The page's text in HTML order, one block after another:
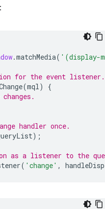
.matchMedia( '(display-
for the event listener.
(mql)
{
handler once.
);
as a listener to the
( 'change' ,